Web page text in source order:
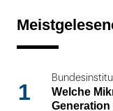
1
Welche
Generation